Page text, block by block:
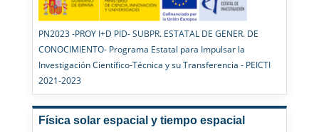
PN2023 -PROY I+D PID- SUBPR. ESTATAL DE GENER. DE
CONOCIMIENTO- Programa Estatal para Impulsar la
Investigación Científico-Técnica y su Transferencia - PEICTI
2021-2023
Física solar espacial y tiempo espacial